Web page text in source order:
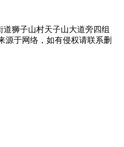
狮子山村天子山大道旁四组
源于网络，如有侵权请联系删